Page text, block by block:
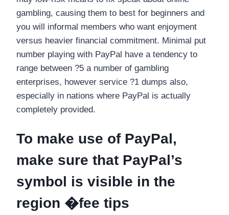
gambling, causing them to best for beginners and
you will informal members who want enjoyment
versus heavier financial commitment. Minimal put
number playing with PayPal have a tendency to
range between ?5 a number of gambling
enterprises, however service ?1 dumps also,
especially in nations where PayPal is actually
completely provided.
To make use of PayPal,
make sure that PayPal’s
symbol is visible in the
region �fee tips